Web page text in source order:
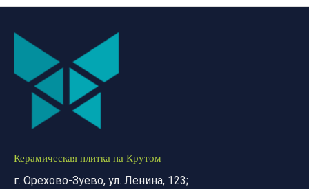
Керамическая плитка на Крутом
г. Орехово-Зуево, ул. Ленина, 123;